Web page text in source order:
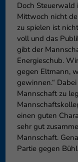
Doch Steuerwald
Mittwoch nicht
zu spielen ist
voll und das
gibt der
Energieschub.
gegen Eltmann,
gewinnen.“
Mannschaft zu
einen guten
sehr gut
Mannschaft.
Partie gegen